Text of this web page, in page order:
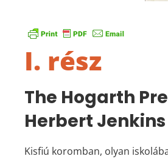
I. rész
The Hogarth
Herbert Jenkins
Kisfiú koromban, olyan